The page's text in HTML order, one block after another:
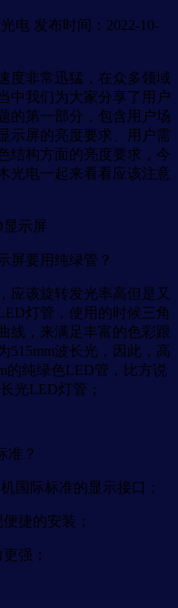
电 发布时间：2022-10-
非常迅猛，在众多领域
中我们为大家分享了用户
的第一部分，包含用户场
示屏的亮度要求、用户需
结构方面的亮度要求，今
光电一起来看看应该注意
要用纯绿管？
该旋转发光率高但是又
灯管，使用的时候三角
线，来满足丰富的色彩跟
515mm波长光，因此，高
的纯绿色LED管，比方说
光LED灯管；
？
际标准的显示接口；
捷的安装；
强；